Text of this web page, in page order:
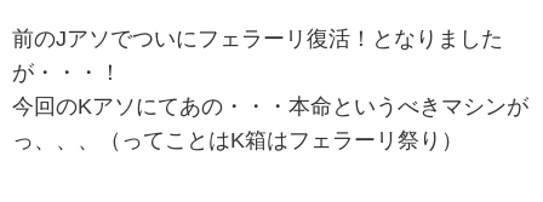
前のJアソでついにフェラーリ復活！となりました
が・・・！
今回のKアソにてあの・・・本命というべきマシンが
っ、、、（ってことはK箱はフェラーリ祭り）